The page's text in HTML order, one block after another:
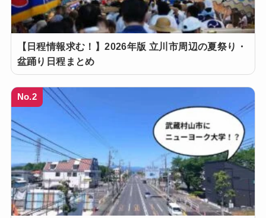
【日程情報求む！】2026年版 立川市周辺の夏祭り・
盆踊り日程まとめ
No.2